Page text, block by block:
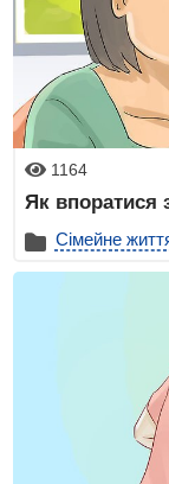
1164
Як впоратися
Сімейне